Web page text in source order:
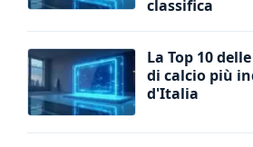
classifica
La Top 10
di calcio più
d'Italia